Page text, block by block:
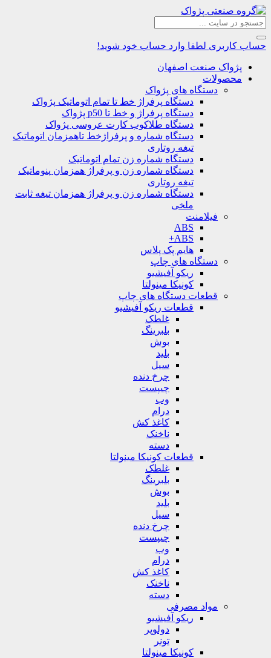
حساب کاربری لطفا وارد حساب خود شوید!
پژواک صنعت اصفهان
محصولات
دستگاه های پژواک
دستگاه پرفراژ خط تا تمام اتوماتیک پژواک
دستگاه پرفراژ و خط تا p50 پژواک
دستگاه طلاکوب کارت عروسی پژواک
دستگاه شماره و پرفراژخط تاهمزمان اتوماتیک
تیغه روتاری
دستگاه شماره زن تمام اتوماتیک
دستگاه شماره زن و پرفراژ همزمان پنوماتیک
تیغه روتاری
دستگاه شماره زن و پرفراژ همزمان تیغه ثابت
ملخی
فیلامنت
ABS
ABS+
هایم پک پلاس
دستگاه های چاپ
ریکو آفیشیو
کونیکا مینولتا
قطعات دستگاه های چاپ
قطعات ریکو آفیشیو
غلطک
بلبرینگ
بوش
بلید
سیل
چرخ دنده
چیپست
وب
درام
کاغذ کش
ناخنک
دسته
قطعات کونیکا مینولتا
غلطک
بلبرینگ
بوش
بلید
سیل
چرخ دنده
چیپست
وب
درام
کاغذ کش
ناخنک
دسته
مواد مصرفی
ریکو آفیشیو
دولوپر
تونر
کونیکا مینولتا